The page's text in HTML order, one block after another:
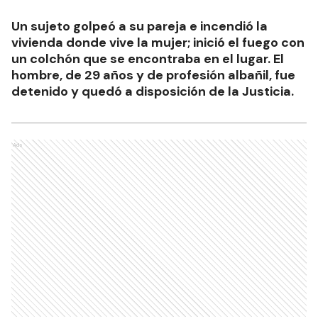
Un sujeto golpeó a su pareja e incendió la
vivienda donde vive la mujer; inició el fuego con
un colchón que se encontraba en el lugar. El
hombre, de 29 años y de profesión albañil, fue
detenido y quedó a disposición de la Justicia.
Ads